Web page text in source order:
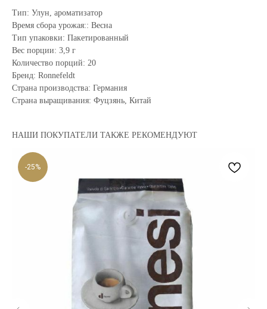
Тип: Улун, ароматизатор
Время сбора урожая:: Весна
Тип упаковки: Пакетированный
Вес порции: 3,9 г
Количество порций: 20
Бренд: Ronnefeldt
Страна производства: Германия
Страна выращивания: Фуцзянь, Китай
НАШИ ПОКУПАТЕЛИ ТАКЖЕ РЕКОМЕНДУЮТ
-25%